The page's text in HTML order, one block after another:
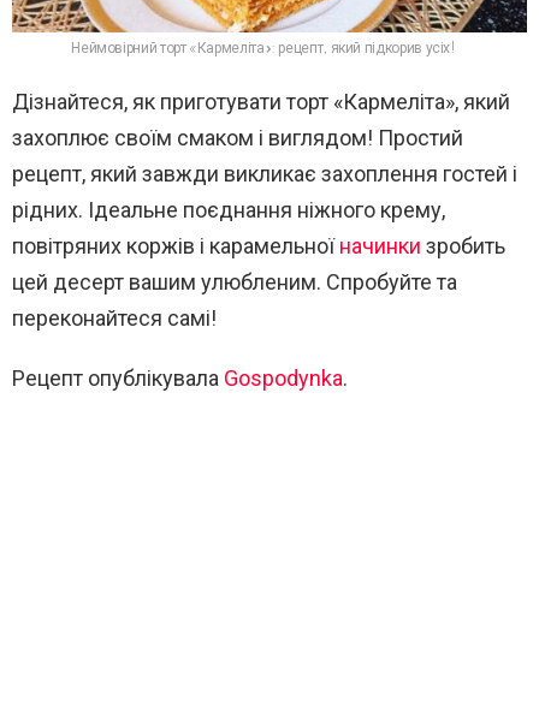
Неймовірний торт «Кармеліта»: рецепт, який підкорив усіх!
Дізнайтеся, як приготувати торт «Кармеліта», який
захоплює своїм смаком і виглядом! Простий
рецепт, який завжди викликає захоплення гостей і
рідних. Ідеальне поєднання ніжного крему,
повітряних коржів і карамельноїначинки зробить
цей десерт вашим улюбленим. Спробуйте та
переконайтеся самі!
Рецепт опублікувала Gospodynka.